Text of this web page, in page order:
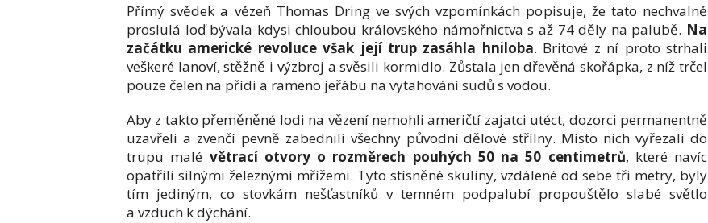
Přímý svědek a vězeň Thomas Dring ve svých vzpomínkách popisuje, že tato nechvalně
proslulá loď bývala kdysi chloubou královského námořnictva s až 74 děly na palubě. Na
začátku americké revoluce však její trup zasáhla hniloba. Britové z ní proto strhali
veškeré lanoví, stěžně i výzbroj a svěsili kormidlo. Zůstala jen dřevěná skořápka, z níž trčel
pouze čelen na přídi a rameno jeřábu na vytahování sudů s vodou.
Aby z takto přeměněné lodi na vězení nemohli američtí zajatci utéct, dozorci permanentně
uzavřeli a zvenčí pevně zabednili všechny původní dělové střílny. Místo nich vyřezali do
trupu malé větrací otvory o rozměrech pouhých 50 na 50 centimetrů, které navíc
opatřili silnými železnými mřížemi. Tyto stísněné skuliny, vzdálené od sebe tři metry, byly
tím jediným, co stovkám nešťastníků v temném podpalubí propouštělo slabé světlo
a vzduch k dýchání.